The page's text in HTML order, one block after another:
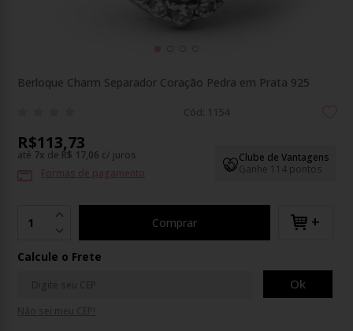
Berloque Charm Separador Coração Pedra em Prata 925
Cód: 1154
Clube de Vantagens
Ganhe 114 pontos
R$113,73
até 7x de R$ 17,06 c/ juros
Formas de pagamento
Comprar +
Calcule o Frete
Ok